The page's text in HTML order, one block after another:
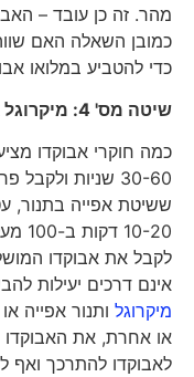
מהר. זה כן עובד –
כמובן השאלה האם שווה
כדי להטביע במלואו
שיטה מס' 4: מיקרוגל או תנור בחום נמוך
כמה חוקרי אבוקדו
30-60 שניות ולקבל
ששיטת אפייה בתנור,
10-20
לקבל את אבוקדו
אינם דרכים יעילות
מיקרוגלותנור אפייה או
או אחרת, את האבוקדו
לאבוקדו להתרכך ואף